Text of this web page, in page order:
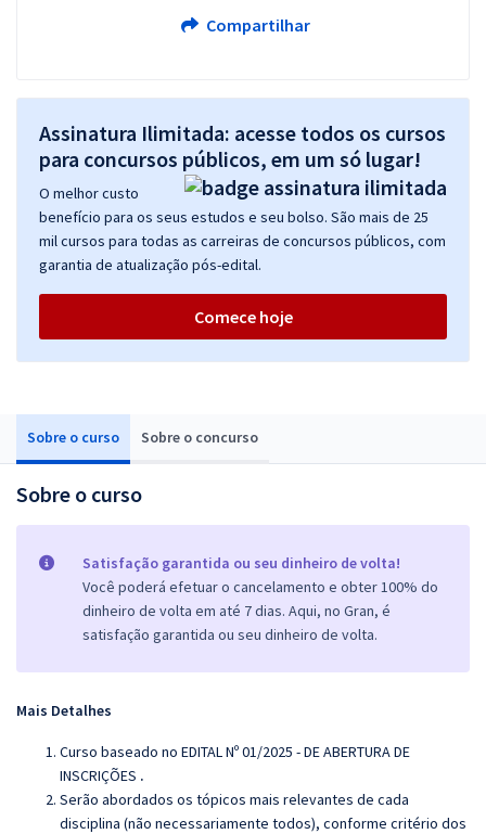
Sobre o curso Sobre o concurso
Sobre o curso
Satisfação garantida ou seu dinheiro de volta!
Você poderá efetuar o cancelamento e obter 100% do
dinheiro de volta em até 7 dias. Aqui, no Gran, é
satisfação garantida ou seu dinheiro de volta.
Mais Detalhes
Curso baseado no EDITAL Nº 01/2025 - DE ABERTURA DE
INSCRIÇÕES .
Serão abordados os tópicos mais relevantes de cada
disciplina (não necessariamente todos), conforme critério dos
Compartilhar
Assinatura Ilimitada: acesse todos os cursos
para concursos públicos, em um só lugar!
O melhor custo
benefício para os seus estudos e seu bolso. São mais de 25
mil cursos para todas as carreiras de concursos públicos, com
garantia de atualização pós-edital.
Comece hoje